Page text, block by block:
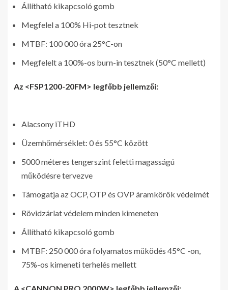
Állítható kikapcsoló gomb
Megfelel a 100% Hi-pot tesztnek
MTBF: 100 000 óra 25°C-on
Megfelelt a 100%-os burn-in tesztnek (50°C mellett)
Az <FSP1200-20FM> legfőbb jellemzői:
Alacsony iTHD
Üzemhőmérséklet: 0 és 55°C között
5000 méteres tengerszint feletti magasságú
működésre tervezve
Támogatja az OCP, OTP és OVP áramkörök védelmét
Rövidzárlat védelem minden kimeneten
Állítható kikapcsoló gomb
MTBF: 250 000 óra folyamatos működés 45°C -on,
75%-os kimeneti terhelés mellett